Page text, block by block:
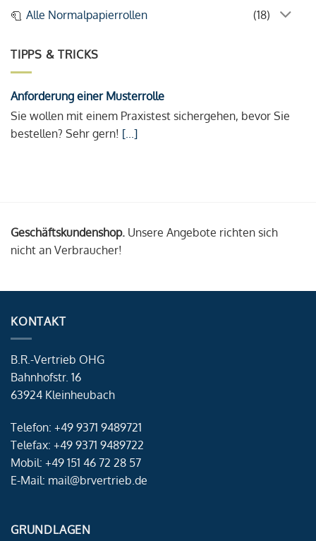
Alle Normalpapierrollen
(18)
TIPPS & TRICKS
Anforderung einer Musterrolle
Sie wollen mit einem Praxistest sichergehen, bevor Sie
bestellen? Sehr gern! [...]
Geschäftskundenshop. Unsere Angebote richten sich
nicht an Verbraucher!
KONTAKT
B.R.-Vertrieb OHG
Bahnhofstr. 16
63924 Kleinheubach
Telefon: +49 9371 9489721
Telefax: +49 9371 9489722
Mobil: +49 151 46 72 28 57
E-Mail: mail@brvertrieb.de
GRUNDLAGEN